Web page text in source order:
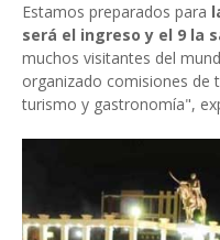
Estamos preparados para
será el ingreso y el 9 la
muchos visitantes del
organizado comisiones de
turismo y gastronomía",